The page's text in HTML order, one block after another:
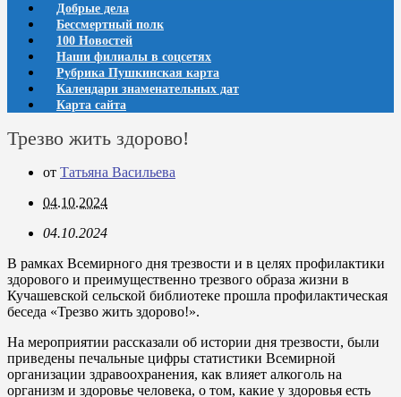
Добрые дела
Бессмертный полк
100 Новостей
Наши филиалы в соцсетях
Рубрика Пушкинская карта
Календари знаменательных дат
Карта сайта
Трезво жить здорово!
от Татьяна Васильева
04.10.2024
04.10.2024
В рамках Всемирного дня трезвости и в целях профилактики
здорового и преимущественно трезвого образа жизни в
Кучашевской сельской библиотеке прошла профилактическая
беседа «Трезво жить здорово!».
На мероприятии рассказали об истории дня трезвости, были
приведены печальные цифры статистики Всемирной
организации здравоохранения, как влияет алкоголь на
организм и здоровье человека, о том, какие у здоровья есть